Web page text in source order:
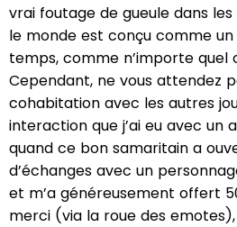
vrai foutage de gueule dans
le monde est conçu comme un
temps, comme n’importe quel
Cependant, ne vous attendez
cohabitation avec les autres
interaction que j’ai eu avec un
quand ce bon samaritain a
d’échanges avec un
et m’a généreusement offert
merci (via la roue des